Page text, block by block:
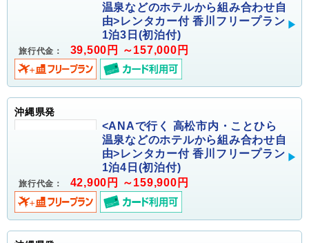
温泉などのホテルから組み合わせ自
由>レンタカー付 香川フリープラン
1泊3日(初泊付)
旅行代金： 39,500円 ～157,000円
沖縄県発
<ANAで行く 高松市内・ことひら
温泉などのホテルから組み合わせ自
由>レンタカー付 香川フリープラン
1泊4日(初泊付)
旅行代金： 42,900円 ～159,900円